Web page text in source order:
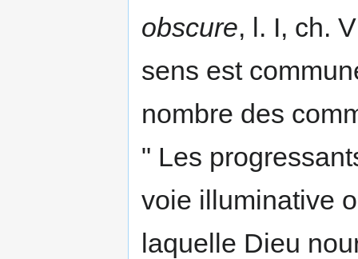
obscure, l. I, ch.
sens est
nombre des
" Les
voie illuminative
laquelle Dieu